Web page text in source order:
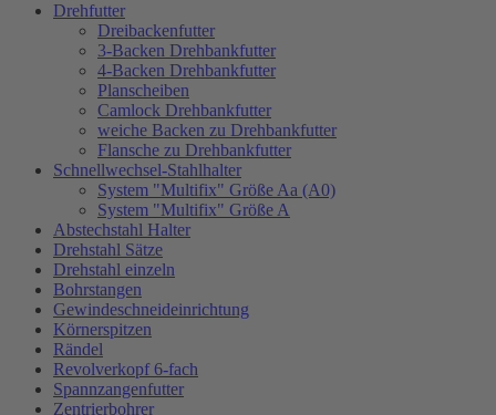
Drehfutter
Dreibackenfutter
3-Backen Drehbankfutter
4-Backen Drehbankfutter
Planscheiben
Camlock Drehbankfutter
weiche Backen zu Drehbankfutter
Flansche zu Drehbankfutter
Schnellwechsel-Stahlhalter
System "Multifix" Größe Aa (A0)
System "Multifix" Größe A
Abstechstahl Halter
Drehstahl Sätze
Drehstahl einzeln
Bohrstangen
Gewindeschneideinrichtung
Körnerspitzen
Rändel
Revolverkopf 6-fach
Spannzangenfutter
Zentrierbohrer